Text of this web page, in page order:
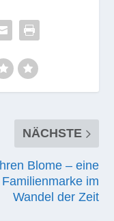
NÄCHSTE
Blome – eine
Familienmarke im
Wandel der Zeit